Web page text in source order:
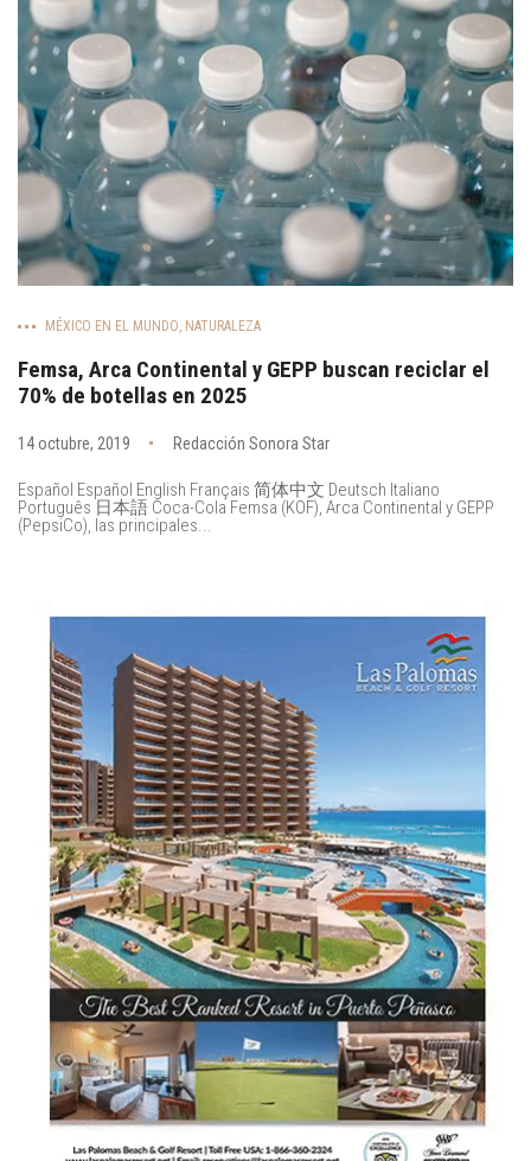
MÉXICO EN EL MUNDO, NATURALEZA
Femsa, Arca Continental y GEPP buscan reciclar el
70% de botellas en 2025
14 octubre, 2019 Redacción Sonora Star
Español Español English Français 简体中文 Deutsch Italiano
Português 日本語 Coca-Cola Femsa (KOF), Arca Continental y GEPP
(PepsiCo), las principales...